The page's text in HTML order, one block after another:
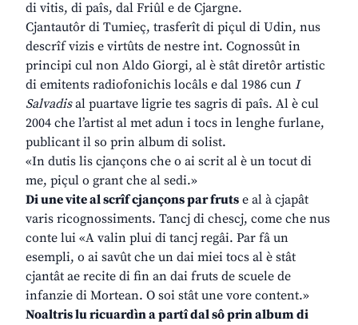
di vitis, di paîs, dal Friûl e de Cjargne.
Cjantautôr di Tumieç, trasferît di piçul di Udin, nus
descrîf vizis e virtûts de nestre int. Cognossût in
principi cul non Aldo Giorgi, al è stât diretôr artistic
di emitents radiofonichis locâls e dal 1986 cun I
Salvadisal puartave ligrie tes sagris di paîs. Al è cul
2004 che l’artist al met adun i tocs in lenghe furlane,
publicant il so prin album di solist.
«In dutis lis cjançons che o ai scrit al è un tocut di
me, piçul o grant che al sedi.»
Di une vite al scrîf cjançons par fruts e al à cjapât
varis ricognossiments. Tancj di chescj, come che nus
conte lui «A valin plui di tancj regâi. Par fâ un
esempli, o ai savût che un dai miei tocs al è stât
cjantât ae recite di fin an dai fruts de scuele de
infanzie di Mortean. O soi stât une vore content.»
Noaltris lu ricuardìn a partî dal sô prin album di